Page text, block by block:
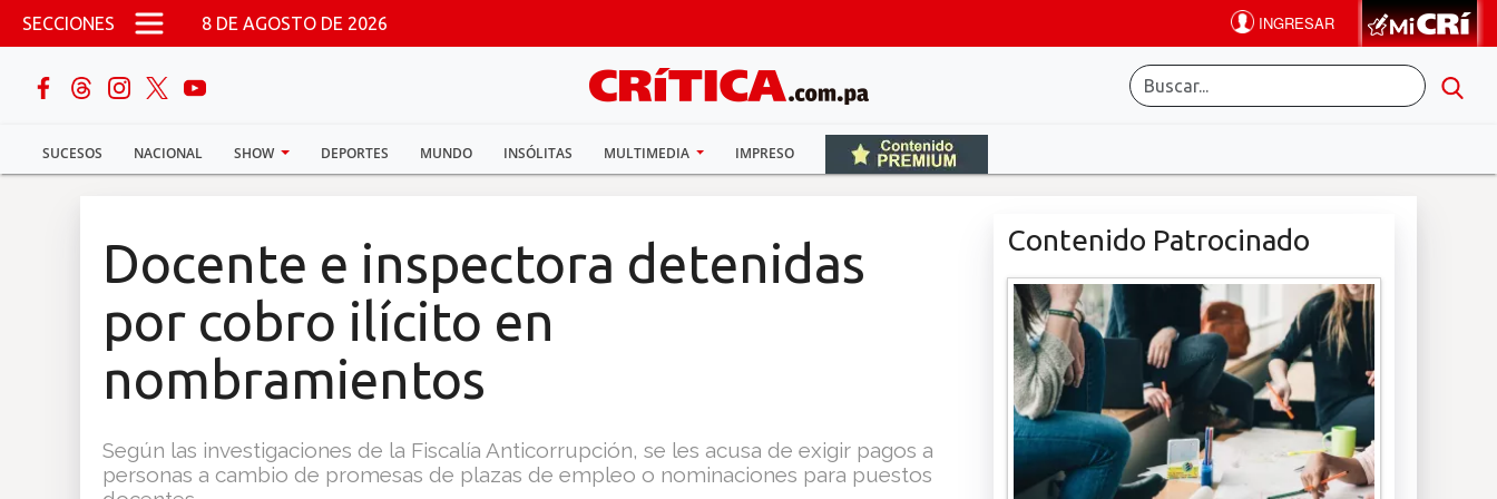
Pasar al contenido principal
SECCIONES 8 DE AGOSTO DE 2026
SUCESOS NACIONAL SHOW DEPORTES MUNDO INSÓLITAS MULTIMEDIA IMPRESO
buscar
Sucesos
Docente e inspectora detenidas
por cobro ilícito en
nombramientos
Según las investigaciones de la Fiscalía Anticorrupción, se les acusa de exigir pagos a
personas a cambio de promesas de plazas de empleo o nominaciones para puestos
Contenido Patrocinado